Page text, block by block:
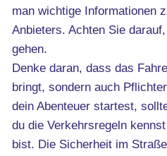
man wichtige Informationen
Anbieters. Achten Sie
gehen.
Denke daran, dass das
bringt, sondern auch
dein Abenteuer startest,
du die Verkehrsregeln
bist. Die Sicherheit im